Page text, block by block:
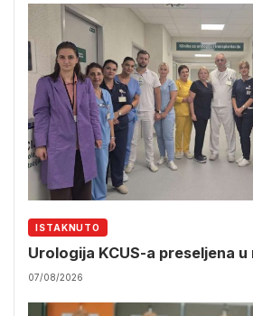
ISTAKNUTO
Urologija KCUS-a preseljena
07/08/2026